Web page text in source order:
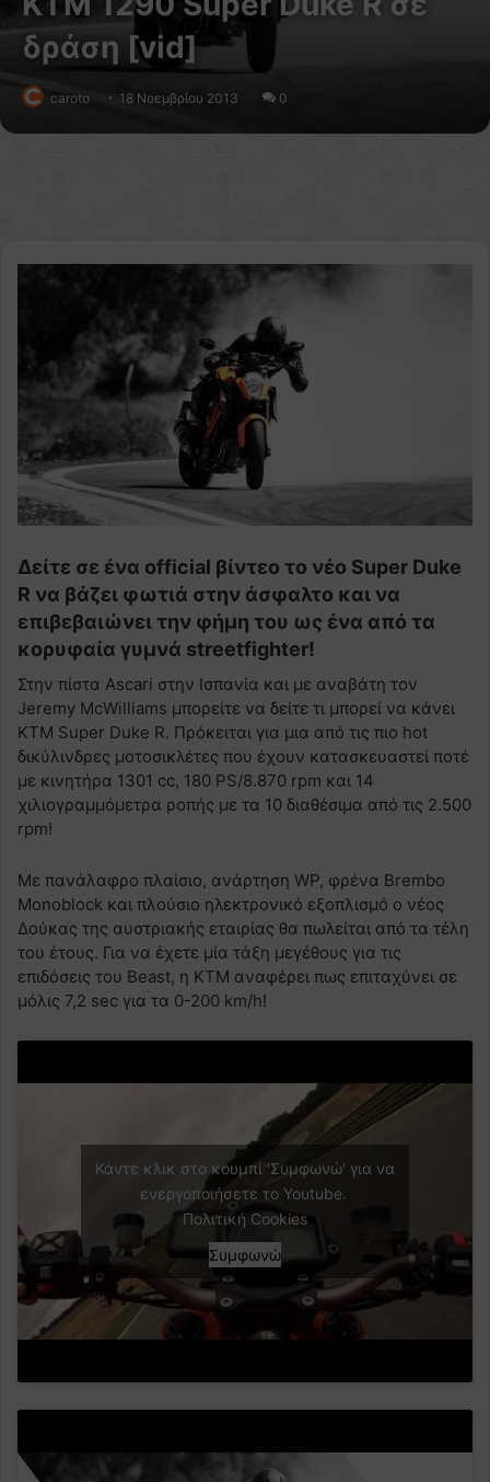
δράση [vid]
caroto 18 Νοεμβρίου 2013 0
Δείτε σε ένα official βίντεο το νέο Super Duke
R να βάζει φωτιά στην άσφαλτο και να
επιβεβαιώνει την φήμη του ως ένα από τα
κορυφαία γυμνά streetfighter!
Στην πίστα Ascari στην Ισπανία και με αναβάτη τον
Jeremy McWilliams μπορείτε να δείτε τι μπορεί να κάνει
ΚΤΜ Super Duke R. Πρόκειται για μια από τις πιο hot
δικύλινδρες μοτοσικλέτες που έχουν κατασκευαστεί ποτέ
με κινητήρα 1301 cc, 180 PS/8.870 rpm και 14
χιλιογραμμόμετρα ροπής με τα 10 διαθέσιμα από τις 2.500
rpm!
Με πανάλαφρο πλαίσιο, ανάρτηση WP, φρένα Brembo
Monoblock και πλούσιο ηλεκτρονικό εξοπλισμό ο νέος
Δούκας της αυστριακής εταιρίας θα πωλείται από τα τέλη
του έτους. Για να έχετε μία τάξη μεγέθους για τις
επιδόσεις του Beast, η ΚΤΜ αναφέρει πως επιταχύνει σε
μόλις 7,2 sec για τα 0-200 km/h!
Κάντε κλικ στο κουμπί 'Συμφωνώ' για να
ενεργοποιήσετε το Youtube.
Πολιτική Cookies
Συμφωνώ